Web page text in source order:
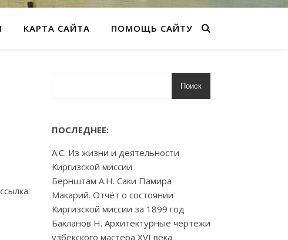
КАРТА САЙТА ПОМОЩЬ САЙТУ
Поиск
ПОСЛЕДНЕЕ:
А.С. Из жизни и деятельности
Киргизской миссии
Бернштам А.Н. Саки Памира
Макарий. Отчёт о состоянии
Киргизской миссии за 1899 год
Бакланов Н. Архитектурные чертежи
узбекского мастера XVI века